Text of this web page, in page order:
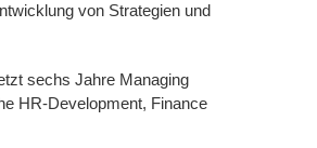
von Strategien und
sechs Jahre Managing
HR-Development, Finance